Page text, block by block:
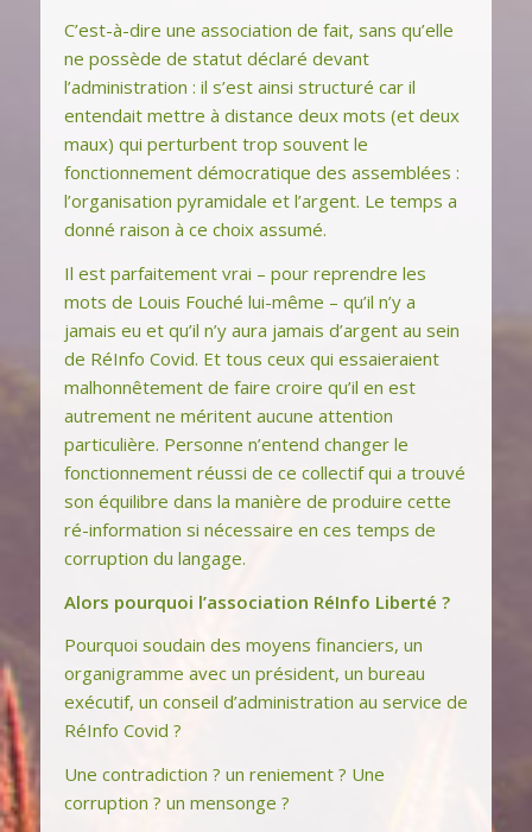
C’est-à-dire une association de fait, sans qu’elle
ne possède de statut déclaré devant
l’administration : il s’est ainsi structuré car il
entendait mettre à distance deux mots (et deux
maux) qui perturbent trop souvent le
fonctionnement démocratique des assemblées :
l’organisation pyramidale et l’argent. Le temps a
donné raison à ce choix assumé.
Il est parfaitement vrai – pour reprendre les
mots de Louis Fouché lui-même – qu’il n’y a
jamais eu et qu’il n’y aura jamais d’argent au sein
de RéInfo Covid. Et tous ceux qui essaieraient
malhonnêtement de faire croire qu’il en est
autrement ne méritent aucune attention
particulière. Personne n’entend changer le
fonctionnement réussi de ce collectif qui a trouvé
son équilibre dans la manière de produire cette
ré-information si nécessaire en ces temps de
corruption du langage.
Alors pourquoi l’association RéInfo Liberté ?
Pourquoi soudain des moyens financiers, un
organigramme avec un président, un bureau
exécutif, un conseil d’administration au service de
RéInfo Covid ?
Une contradiction ? un reniement ? Une
corruption ? un mensonge ?